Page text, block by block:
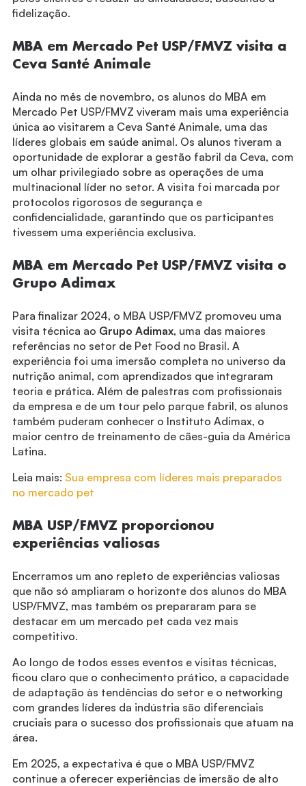
fidelização.
MBA em Mercado Pet USP/FMVZ visita a
Ceva Santé Animale
Ainda no mês de novembro, os alunos do MBA em
Mercado Pet USP/FMVZ viveram mais uma experiência
única ao visitarem a Ceva Santé Animale, uma das
líderes globais em saúde animal. Os alunos tiveram a
oportunidade de explorar a gestão fabril da Ceva, com
um olhar privilegiado sobre as operações de uma
multinacional líder no setor. A visita foi marcada por
protocolos rigorosos de segurança e
confidencialidade, garantindo que os participantes
tivessem uma experiência exclusiva.
MBA em Mercado Pet USP/FMVZ visita o
Grupo Adimax
Para finalizar 2024, o MBA USP/FMVZ promoveu uma
visita técnica ao Grupo Adimax, uma das maiores
referências no setor de Pet Food no Brasil. A
experiência foi uma imersão completa no universo da
nutrição animal, com aprendizados que integraram
teoria e prática. Além de palestras com profissionais
da empresa e de um tour pelo parque fabril, os alunos
também puderam conhecer o Instituto Adimax, o
maior centro de treinamento de cães-guia da América
Latina.
Leia mais: Sua empresa com líderes mais preparados
no mercado pet
MBA USP/FMVZ proporcionou
experiências valiosas
Encerramos um ano repleto de experiências valiosas
que não só ampliaram o horizonte dos alunos do MBA
USP/FMVZ, mas também os prepararam para se
destacar em um mercado pet cada vez mais
competitivo.
Ao longo de todos esses eventos e visitas técnicas,
ficou claro que o conhecimento prático, a capacidade
de adaptação às tendências do setor e o networking
com grandes líderes da indústria são diferenciais
cruciais para o sucesso dos profissionais que atuam na
área.
Em 2025, a expectativa é que o MBA USP/FMVZ
continue a oferecer experiências de imersão de alto